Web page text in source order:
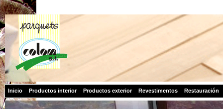
Inicio Productos interior Productos exterior Revestimentos Restauración